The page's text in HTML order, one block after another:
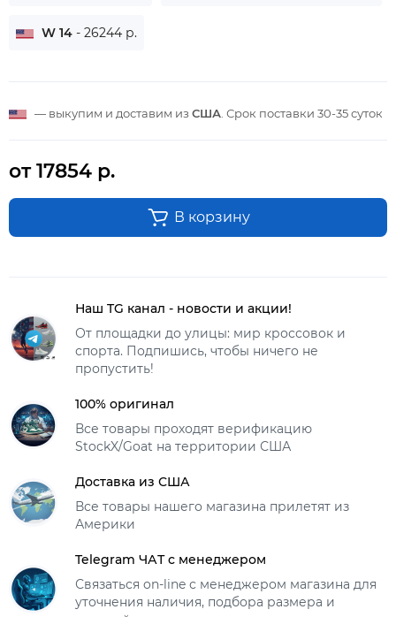
W 14 - 26244 р.
— выкупим и доставим из США . Срок поставки 30-35 суток
от 17854 р.
В корзину
Наш TG канал - новости и акции!
От площадки до улицы: мир кроссовок и
спорта. Подпишись, чтобы ничего не
пропустить!
100% оригинал
Все товары проходят верификацию
StockX/Goat на территории США
Доставка из США
Все товары нашего магазина прилетят из
Америки
Telegram ЧАТ с менеджером
Связаться on-line с менеджером магазина для
уточнения наличия, подбора размера и